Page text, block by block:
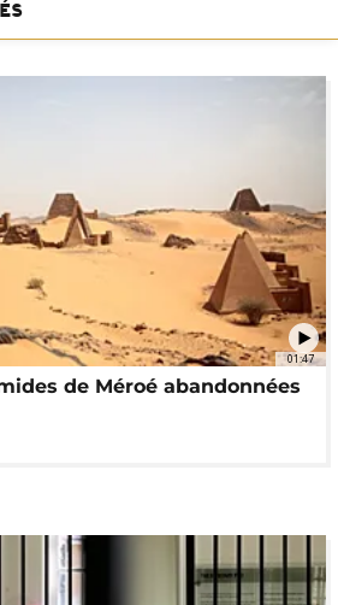
01:47
de Méroé abandonnées